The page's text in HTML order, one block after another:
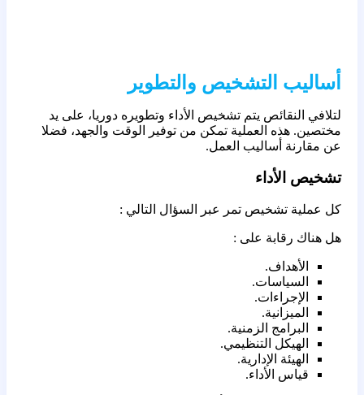
أساليب التشخيص والتطوير
لتلافي النقائص يتم تشخيص الأداء وتطويره دوريا، على يد
مختصين. هذه العملية تمكن من توفير الوقت والجهد، فضلا
عن مقارنة أساليب العمل.
تشخيص الأداء
كل عملية تشخيص تمر عبر السؤال التالي :
هل هناك رقابة على :
الأهداف.
السياسات.
الإجراءات.
الميزانية.
البرامج الزمنية.
الهيكل التنظيمي.
الهيئة الإدارية.
قياس الأداء.